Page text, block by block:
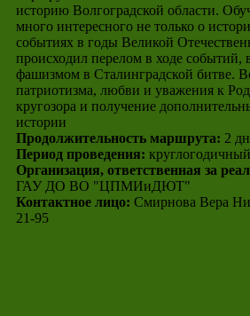
историю Волгоградской области.
много интересного не только о
событиях в годы Великой
происходил перелом в ходе событий,
фашизмом в Сталинградской битве.
патриотизма, любви и уважения к
кругозора и получение
истории
Продолжительность маршрута: 2
Период проведения: круглогодичный
Организация, ответственная за
ГАУ ДО ВО "ЦПМИиДЮТ"
Контактное лицо: Смирнова Вера
21-95